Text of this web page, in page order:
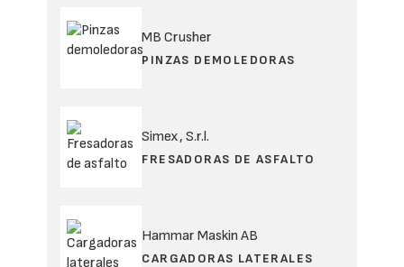
MB Crusher
PINZAS DEMOLEDORAS
Simex, S.r.l.
FRESADORAS DE ASFALTO
Hammar Maskin AB
CARGADORAS LATERALES